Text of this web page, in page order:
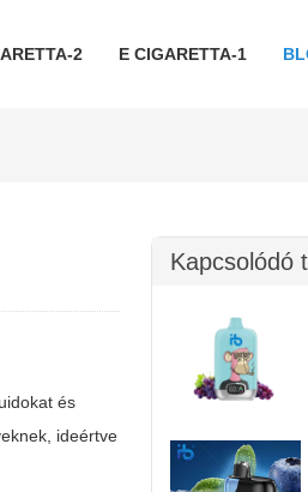
2 E CIGARETTA-1
és
ideértve
Kapcsolódó